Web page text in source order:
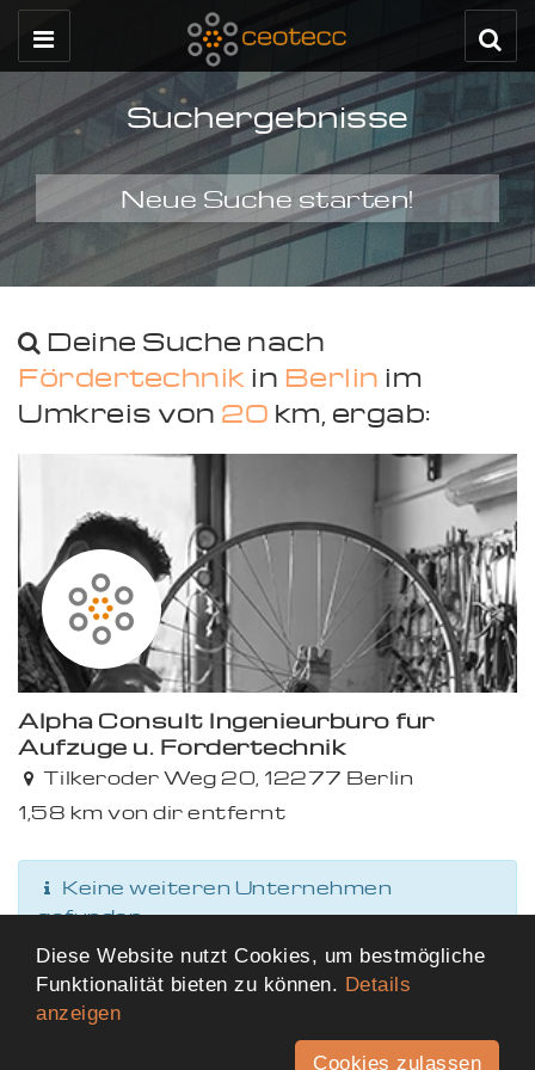
Suchergebnisse
Neue Suche starten!
Deine Suche nach
Fördertechnik in Berlin im
Umkreis von 20 km, ergab:
Alpha Consult Ingenieurbüro für
Aufzüge u. Fördertechnik
Tilkeroder Weg 20, 12277 Berlin
1,58 km von dir entfernt
Keine weiteren Unternehmen
gefunden
Diese Website nutzt Cookies, um bestmögliche
Funktionalität bieten zu können. Details
anzeigen
Cookies zulassen